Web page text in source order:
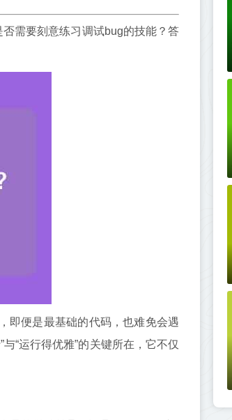
需要刻意练习调试bug的技能？答
即便是最基础的代码，也难免会遇
“运行得优雅”的关键所在，它不仅